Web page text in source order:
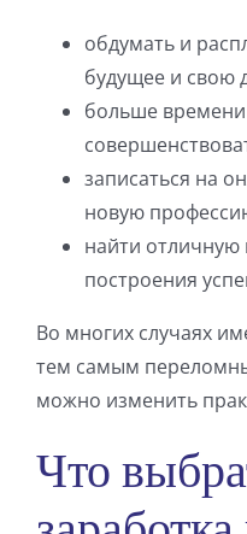
обдумать и
будущее и свою
больше
записаться на
новую
найти отличную
построения
Во многих случаях
тем самым
можно изменить
Что